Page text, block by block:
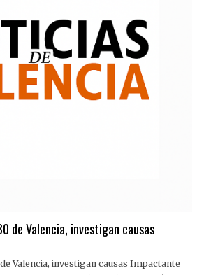
de Valencia, investigan causas
Valencia, investigan causas Impactante